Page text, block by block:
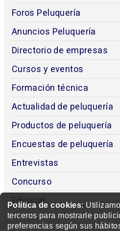
Política de cookies:
terceros para mostrarle
preferencias según sus
Foros Peluquería
Anuncios Peluquería
Directorio de empresas
Cursos y eventos
Formación técnica
Actualidad de peluquería
Productos de peluquería
Encuestas de peluquería
Entrevistas
Concurso
Editorial